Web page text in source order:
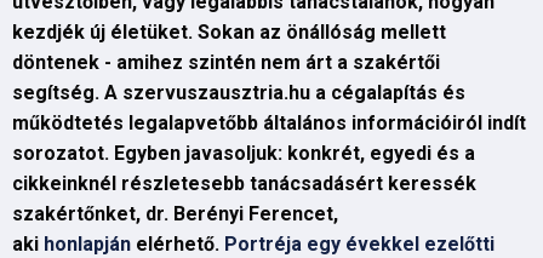
kezdjék új életüket. Sokan az önállóság mellett
döntenek - amihez szintén nem árt a szakértői
segítség. A szervuszausztria.hu a cégalapítás és
működtetés legalapvetőbb általános információiról indít
sorozatot. Egyben javasoljuk: konkrét, egyedi és a
cikkeinknél részletesebb tanácsadásért keressék
szakértőnket, dr. Berényi Ferencet,
aki honlapján elérhető. Portréja egy évekkel ezelőtti